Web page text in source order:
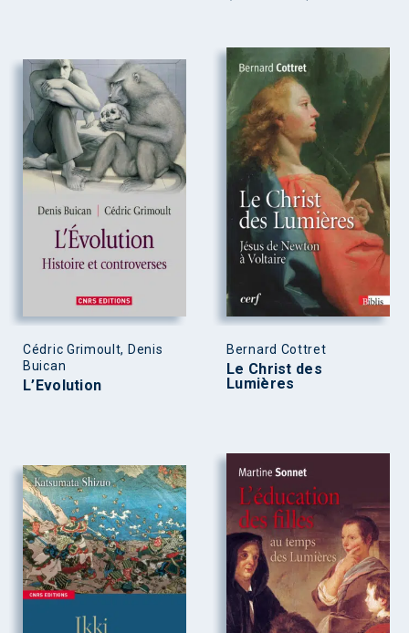
Cédric Grimoult, Denis
Buican
L’Evolution
Bernard Cottret
Le Christ des
Lumières